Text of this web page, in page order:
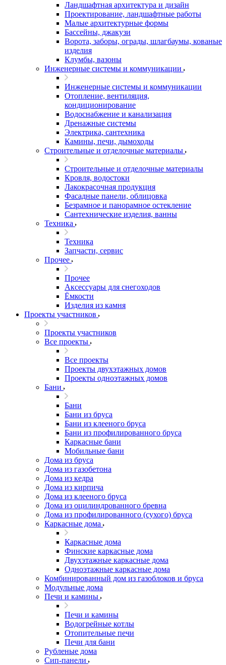
Ландшафтная архитектура и дизайн
Проектирование, ландшафтные работы
Малые архитектурные формы
Бассейны, джакузи
Ворота, заборы, ограды, шлагбаумы, кованые
изделия
Клумбы, вазоны
Инженерные системы и коммуникации
Инженерные системы и коммуникации
Отопление, вентиляция,
кондиционирование
Водоснабжение и канализация
Дренажные системы
Электрика, сантехника
Камины, печи, дымоходы
Строительные и отделочные материалы
Строительные и отделочные материалы
Кровля, водостоки
Лакокрасочная продукция
Фасадные панели, облицовка
Безрамное и панорамное остекление
Сантехнические изделия, ванны
Техника
Техника
Запчасти, сервис
Прочее
Прочее
Аксессуары для снегоходов
Ёмкости
Изделия из камня
Проекты участников
Проекты участников
Все проекты
Все проекты
Проекты двухэтажных домов
Проекты одноэтажных домов
Бани
Бани
Бани из бруса
Бани из клееного бруса
Бани из профилированного бруса
Каркасные бани
Мобильные бани
Дома из бруса
Дома из газобетона
Дома из кедра
Дома из кирпича
Дома из клееного бруса
Дома из оцилиндрованного бревна
Дома из профилированного (сухого) бруса
Каркасные дома
Каркасные дома
Финские каркасные дома
Двухэтажные каркасные дома
Одноэтажные каркасные дома
Комбинированный дом из газоблоков и бруса
Модульные дома
Печи и камины
Печи и камины
Водогрейные котлы
Отопительные печи
Печи для бани
Рубленые дома
Сип-панели